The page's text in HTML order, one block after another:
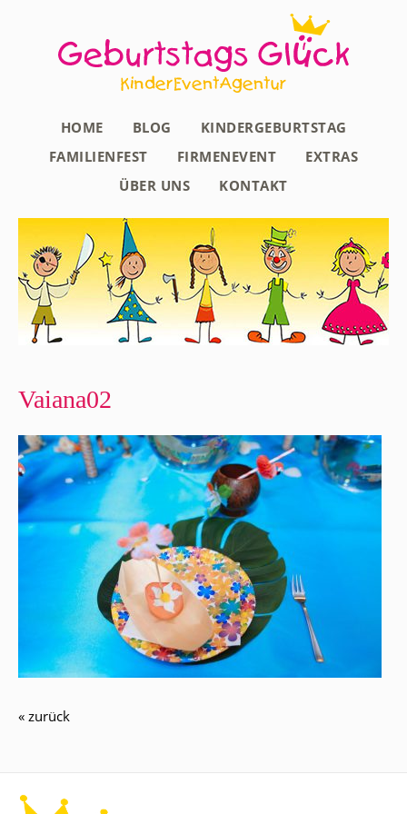
HOME BLOG
KINDERGEBURTSTAG
FAMILIENFEST
FIRMENEVENT
EXTRAS
ÜBER UNS
KONTAKT
Vaiana02
« zurück